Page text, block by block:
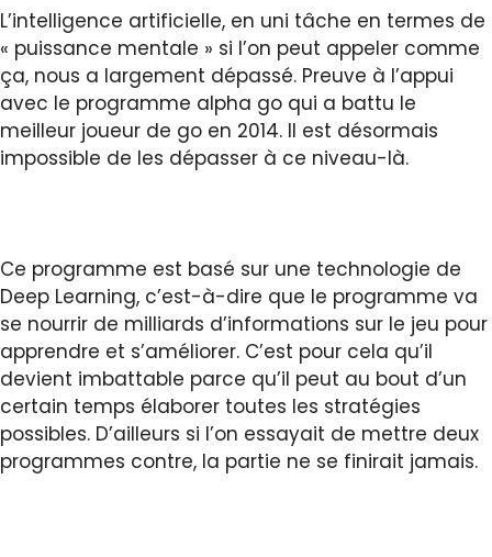
L’intelligence artificielle, en uni tâche en termes de
« puissance mentale » si l’on peut appeler comme
ça, nous a largement dépassé. Preuve à l’appui
avec le programme alpha go qui a battu le
meilleur joueur de go en 2014. Il est désormais
impossible de les dépasser à ce niveau-là.
Ce programme est basé sur une technologie de
Deep Learning, c’est-à-dire que le programme va
se nourrir de milliards d’informations sur le jeu pour
apprendre et s’améliorer. C’est pour cela qu’il
devient imbattable parce qu’il peut au bout d’un
certain temps élaborer toutes les stratégies
possibles. D’ailleurs si l’on essayait de mettre deux
programmes contre, la partie ne se finirait jamais.